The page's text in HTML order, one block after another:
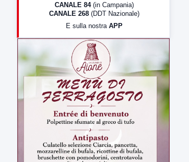
LabNews (Diretta)
LabNews (replica)
CANALE 84 (in Campania)
CANALE 268 (DDT Nazionale)
E sulla nostra APP